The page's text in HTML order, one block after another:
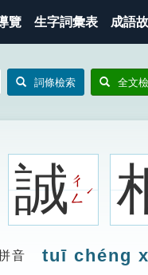
覽 生字詞彙表 成語
詞條檢索 全文
誠ㄔ
ㄥ
ˊ
音 tuī chéng